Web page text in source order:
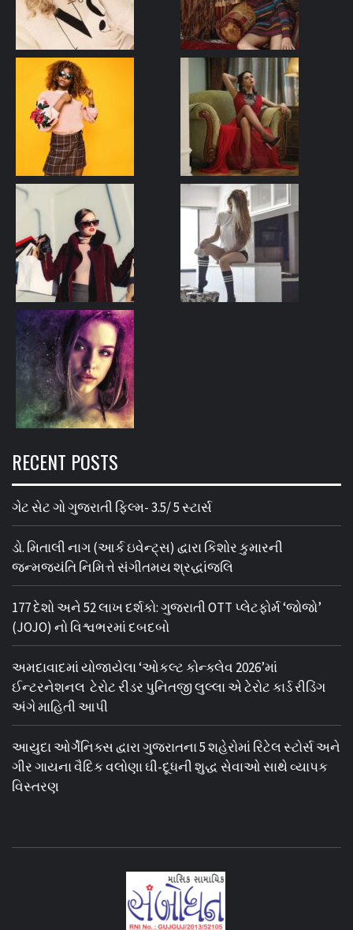
RECENT POSTS
ગેટ સેટ ગો ગુજરાતી ફિલ્મ- 3.5/ 5 સ્ટાર્સ
ડો. મિતાલી નાગ (આર્ક ઇવેન્ટ્સ) દ્વારા કિશોર કુમારની
જન્મજયંતિ નિમિત્તે સંગીતમય શ્રદ્ધાંજલિ
177 દેશો અને 52 લાખ દર્શકો: ગુજરાતી OTT પ્લેટફોર્મ ‘જોજો’
(JOJO) નો વિશ્વભરમાં દબદબો
અમદાવાદમાં યોજાયેલા ‘ઓકલ્ટ કોન્ક્લેવ 2026’માં
ઈન્ટરનેશનલ ટેરોટ રીડર પુનિતજી લુલ્લા એ ટેરોટ કાર્ડ રીડિંગ
અંગે માહિતી આપી
આયુદા ઓર્ગેનિક્સ દ્વારા ગુજરાતના 5 શહેરોમાં રિટેલ સ્ટોર્સ અને
ગીર ગાયના વૈદિક વલોણા ઘી-દૂધની શુદ્ધ સેવાઓ સાથે વ્યાપક
વિસ્તરણ